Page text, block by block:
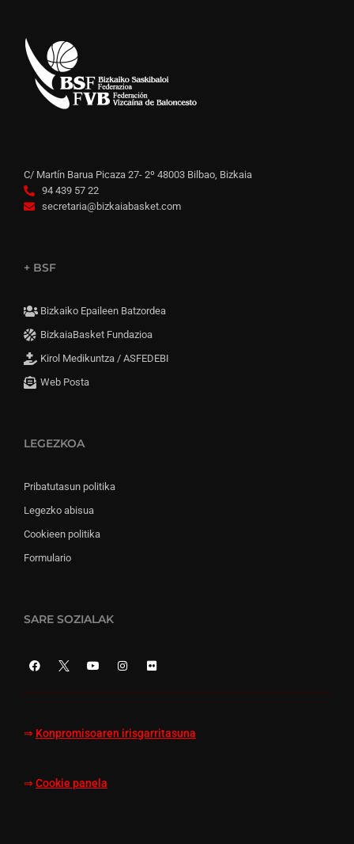
C/ Martín Barua Picaza 27- 2º 48003 Bilbao, Bizkaia
94 439 57 22
secretaria@bizkaiabasket.com
+ BSF
Bizkaiko Epaileen Batzordea
BizkaiaBasket Fundazioa
Kirol Medikuntza / ASFEDEBI
Web Posta
LEGEZKOA
Pribatutasun politika
Legezko abisua
Cookieen politika
Formulario
SARE SOZIALAK
⇒ Konpromisoaren irisgarritasuna
⇒ Cookie panela